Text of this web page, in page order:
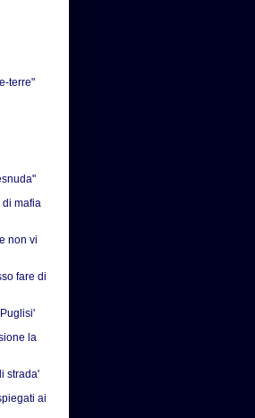
terre"
mafia
non vi
fare di
la
strada'
ai